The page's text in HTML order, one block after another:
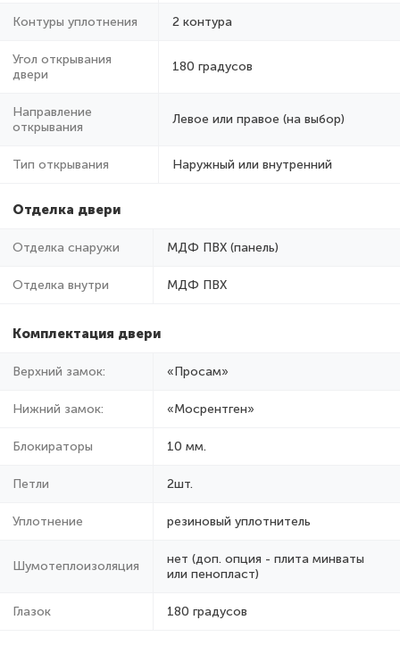
Контуры уплотнения 2 контура
Угол открывания
двери
180 градусов
Направление
открывания
Левое или правое (на выбор)
Тип открывания Наружный или внутренний
Отделка двери
Отделка снаружи МДФ ПВХ (панель)
Отделка внутри МДФ ПВХ
Комплектация двери
Верхний замок: «Просам»
Нижний замок: «Мосрентген»
Блокираторы 10 мм.
Петли 2шт.
Уплотнение резиновый уплотнитель
Шумотеплоизоляция
нет (доп. опция - плита минваты
или пенопласт)
Глазок 180 градусов